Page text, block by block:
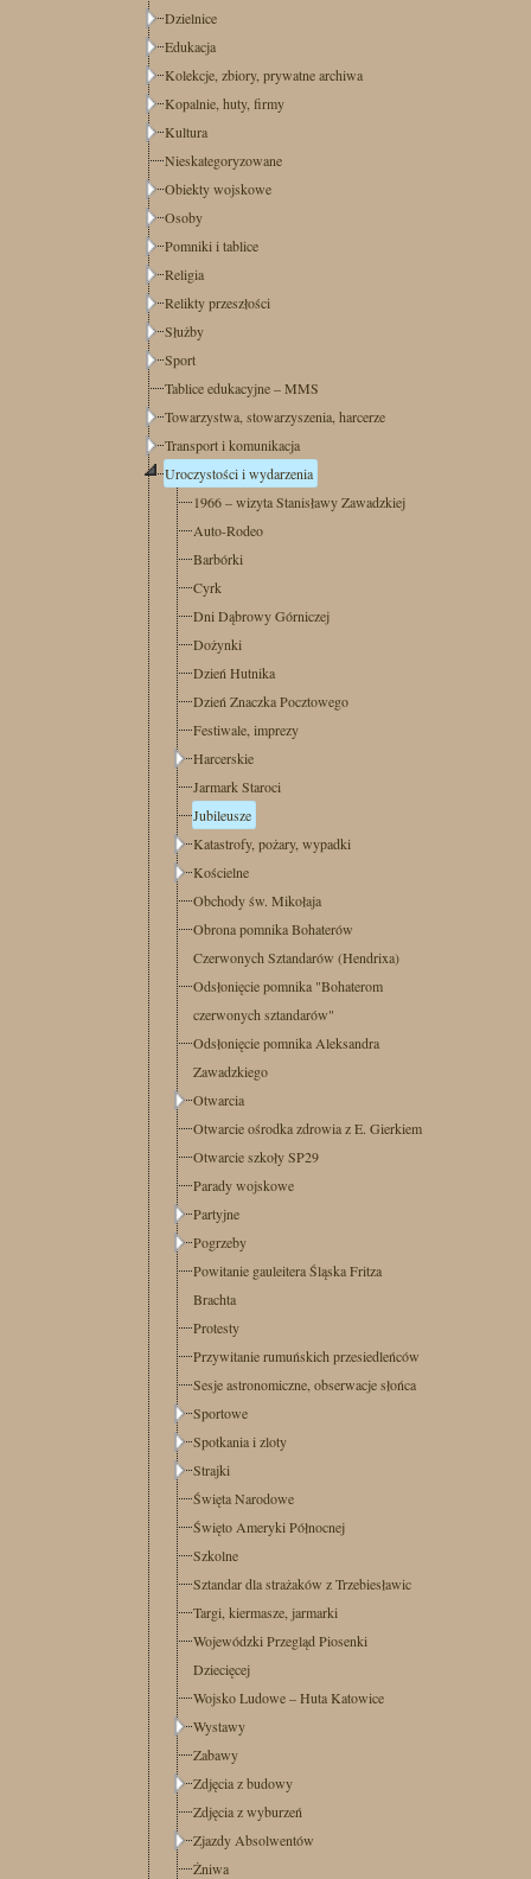
Dzielnice
Edukacja
Kolekcje, zbiory, prywatne archiwa
Kopalnie, huty, firmy
Kultura
Nieskategoryzowane
Obiekty wojskowe
Osoby
Pomniki i tablice
Religia
Relikty przeszłości
Służby
Sport
Tablice edukacyjne – MMS
Towarzystwa, stowarzyszenia, harcerze
Transport i komunikacja
Uroczystości i wydarzenia
1966 – wizyta Stanisławy Zawadzkiej
Auto-Rodeo
Barbórki
Cyrk
Dni Dąbrowy Górniczej
Dożynki
Dzień Hutnika
Dzień Znaczka Pocztowego
Festiwale, imprezy
Harcerskie
Jarmark Staroci
Jubileusze
Katastrofy, pożary, wypadki
Kościelne
Obchody św. Mikołaja
Obrona pomnika Bohaterów
Czerwonych Sztandarów (Hendrixa)
Odsłonięcie pomnika "Bohaterom
czerwonych sztandarów"
Odsłonięcie pomnika Aleksandra
Zawadzkiego
Otwarcia
Otwarcie ośrodka zdrowia z E. Gierkiem
Otwarcie szkoły SP29
Parady wojskowe
Partyjne
Pogrzeby
Powitanie gauleitera Śląska Fritza
Brachta
Protesty
Przywitanie rumuńskich przesiedleńców
Sesje astronomiczne, obserwacje słońca
Sportowe
Spotkania i zloty
Strajki
Święta Narodowe
Święto Ameryki Północnej
Szkolne
Sztandar dla strażaków z Trzebiesławic
Targi, kiermasze, jarmarki
Wojewódzki Przegląd Piosenki
Dziecięcej
Wojsko Ludowe – Huta Katowice
Wystawy
Zabawy
Zdjęcia z budowy
Zdjęcia z wyburzeń
Zjazdy Absolwentów
Żniwa